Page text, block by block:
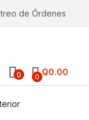
de Órdenes
0 0 Q0.00